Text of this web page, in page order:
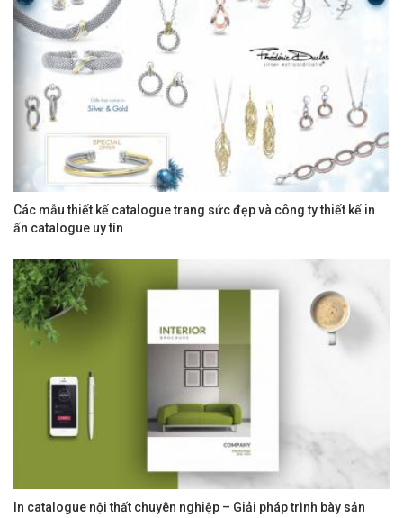
Các mẫu thiết kế catalogue trang sức đẹp và công ty thiết kế in
ấn catalogue uy tín
In catalogue nội thất chuyên nghiệp – Giải pháp trình bày sản